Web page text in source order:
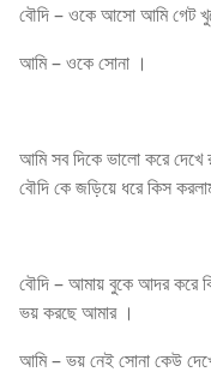
বৌদি – ওকে আসো আমি গেট
আমি – ওকে সোনা ।
আমি সব দিকে ভালো করে
বৌদি কে জড়িয়ে ধরে কিস
বৌদি – আমায় বুকে আদর করে
ভয় করছে আমার ।
আমি – ভয় নেই সোনা কেউ